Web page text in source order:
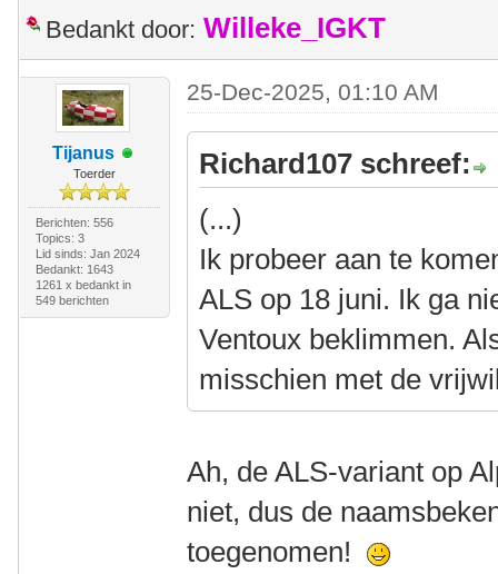
Bedankt door: Willeke_IGKT
Tijanus
Toerder
Berichten: 556
Topics: 3
Lid sinds: Jan 2024
Bedankt: 1643
1261 x bedankt in
549 berichten
25-Dec-2025, 01:10 AM
Richard107 schreef:
(...)
Ik probeer aan te
ALS op 18 juni. Ik ga
Ventoux beklimmen.
misschien met de
Ah, de ALS-variant op
niet, dus de
toegenomen!